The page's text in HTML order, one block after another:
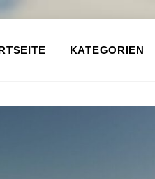
KATEGORIEN